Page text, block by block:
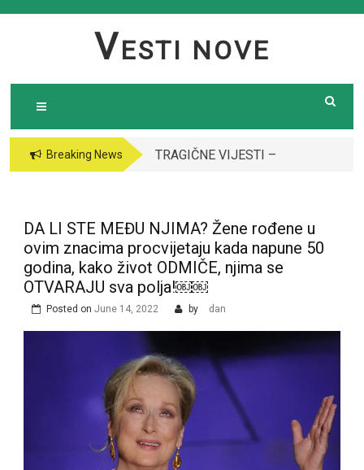
VESTI NOVE
Breaking News
TRAGIČNE VIJESTI –
i ogroman broj ljudi
ispred njene kuće￼￼
VODITELJICA
GROFA I NAPUSTILA
SRBIJU: Čekajte da
vidite kako danas
izgleda￼
DA LI STE MEĐU NJIMA? Žene rođene u
ovim znacima procvijetaju kada napune 50
godina, kako život ODMIČE, njima se
OTVARAJU sva polja!￼￼
Posted on June 14, 2022 by dan